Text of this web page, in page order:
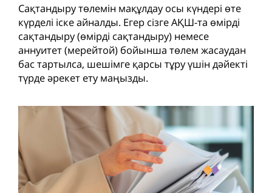
Сақтандыру төлемін мақұлдау осы күндері өте
күрделі іске айналды. Егер сізге АҚШ-та өмірді
сақтандыру (өмірді сақтандыру) немесе
аннуитет (мерейтой) бойынша төлем жасаудан
бас тартылса, шешімге қарсы тұру үшін дәйекті
түрде әрекет ету маңызды.